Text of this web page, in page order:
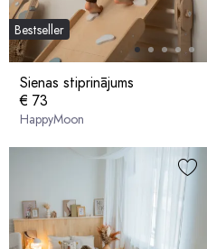
Bestseller
Sienas stiprinājums
€ 73
HappyMoon